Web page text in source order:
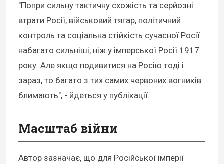
"Попри сильну тактичну схожість та серйозні
втрати Росії, військовий тягар, політичний
контроль та соціальна стійкість сучасної Росії
набагато сильніші, ніж у імперської Росії 1917
року. Але якщо подивитися на Росію тоді і
зараз, то багато з тих самих червоних вогників
блимають", - йдеться у публікації.
Масштаб війни
Автор зазначає, що для Російської імперії